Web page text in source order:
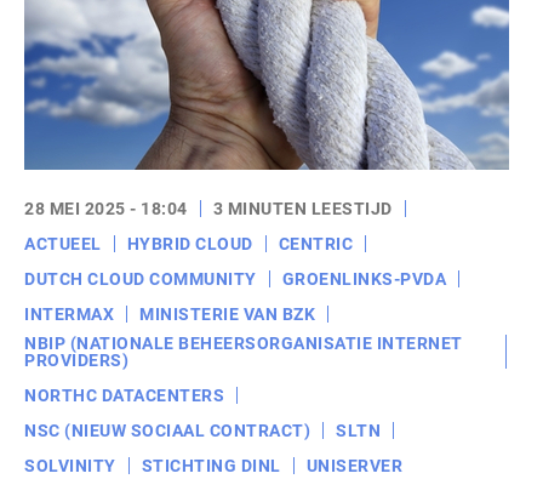
28 MEI 2025 - 18:04
3 MINUTEN LEESTIJD
ACTUEEL
HYBRID CLOUD
CENTRIC
DUTCH CLOUD COMMUNITY
GROENLINKS-PVDA
INTERMAX
MINISTERIE VAN BZK
NBIP (NATIONALE BEHEERSORGANISATIE INTERNET
PROVIDERS)
NORTHC DATACENTERS
NSC (NIEUW SOCIAAL CONTRACT)
SLTN
SOLVINITY
STICHTING DINL UNISERVER